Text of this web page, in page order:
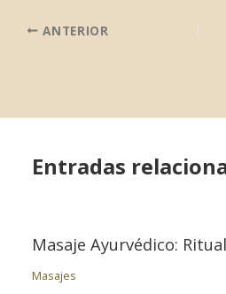
ANTERIOR
Entradas
Masaje Ayurvédico:
Masajes